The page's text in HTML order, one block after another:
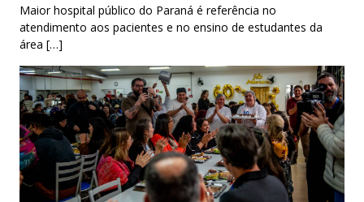
Maior hospital público do Paraná é referência no
atendimento aos pacientes e no ensino de estudantes da
área […]